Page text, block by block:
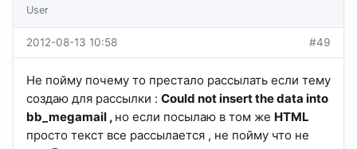
User
2012-08-13 10:58 #49
Не пойму почему то престало рассылать если тему
создаю для рассылки : Could not insert the data into
bb_megamail , но если посылаю в том же HTML
просто текст все рассылается , не пойму что не